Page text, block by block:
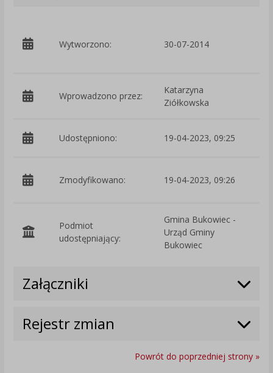
Wytworzono: 30-07-2014
Wprowadzono przez:
Katarzyna
Ziółkowska
Udostępniono: 19-04-2023, 09:25
Zmodyfikowano: 19-04-2023, 09:26
Podmiot
udostępniający:
Gmina Bukowiec -
Urząd Gminy
Bukowiec
Załączniki
Rejestr zmian
Powrót do poprzedniej strony »